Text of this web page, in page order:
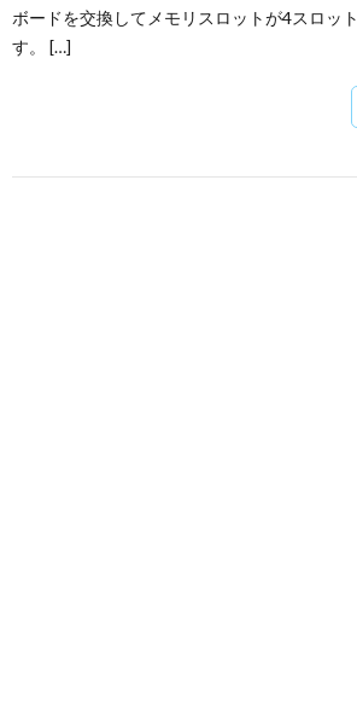
ボードを交換してメモリスロットが4スロッ
す。 […]